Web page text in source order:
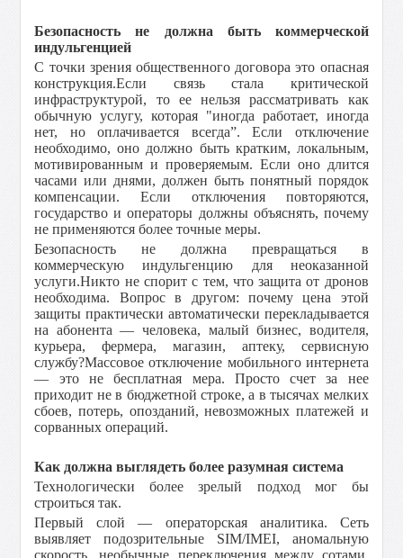
Безопасность не должна быть коммерческой
индульгенцией
С точки зрения общественного договора это опасная
конструкция.Если связь стала критической
инфраструктурой, то ее нельзя рассматривать как
обычную услугу, которая "иногда работает, иногда
нет, но оплачивается всегда”. Если отключение
необходимо, оно должно быть кратким, локальным,
мотивированным и проверяемым. Если оно длится
часами или днями, должен быть понятный порядок
компенсации. Если отключения повторяются,
государство и операторы должны объяснять, почему
не применяются более точные меры.
Безопасность не должна превращаться в
коммерческую индульгенцию для неоказанной
услуги.Никто не спорит с тем, что защита от дронов
необходима. Вопрос в другом: почему цена этой
защиты практически автоматически перекладывается
на абонента — человека, малый бизнес, водителя,
курьера, фермера, магазин, аптеку, сервисную
службу?Массовое отключение мобильного интернета
— это не бесплатная мера. Просто счет за нее
приходит не в бюджетной строке, а в тысячах мелких
сбоев, потерь, опозданий, невозможных платежей и
сорванных операций.
Как должна выглядеть более разумная система
Технологически более зрелый подход мог бы
строиться так.
Первый слой — операторская аналитика. Сеть
выявляет подозрительные SIM/IMEI, аномальную
скорость, необычные переключения между сотами,